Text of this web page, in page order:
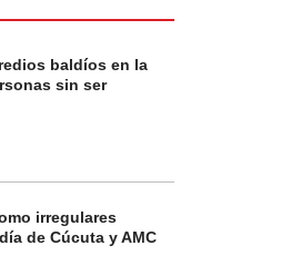
baldíos en la
sin ser
irregulares
de Cúcuta y AMC